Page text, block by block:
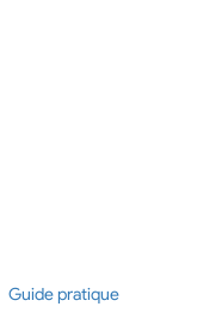
Guide pratique